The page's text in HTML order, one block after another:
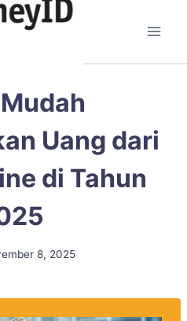
Uang dari
di Tahun
8, 2025